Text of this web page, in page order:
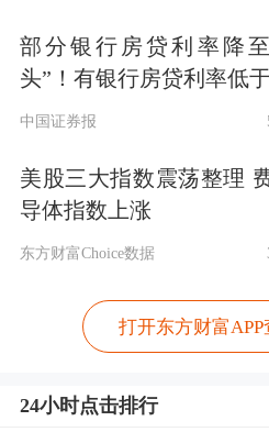
BIM、CIM等技术,为
点击查看PDF原文
免责声明：本文基
考，不构成任何投
更多信息，与本平台
错漏请以中国证监会
部分银行房贷利率降
头”！有银行房贷利率低
中国证券报
美股三大指数震荡整理
导体指数上涨
东方财富Choice数据
打开东方财富
24小时点击排行